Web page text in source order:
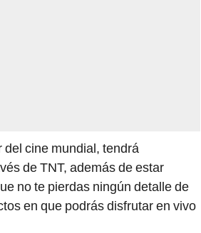
cine mundial, tendrá
de TNT, además de estar
no te pierdas ningún detalle de
en que podrás disfrutar en vivo